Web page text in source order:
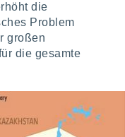
die
Problem
großen
die gesamte